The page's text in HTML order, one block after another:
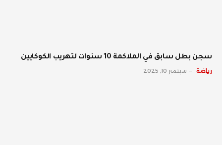
سجن بطل سابق في الملاكمة 10 سنوات لتهريب الكوكايين
رياضة سبتمبر 10, 2025